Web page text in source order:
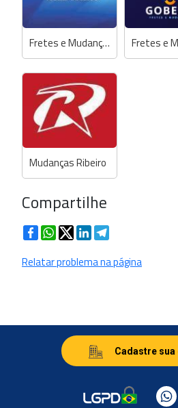
Fretes e Mudanças Valdomiro (Everton R&R)
Mudanças Ribeiro
Compartilhe
FacebookWhatsApp
TwitterLinkedIn
Relatar problema na página
Cadastre sua